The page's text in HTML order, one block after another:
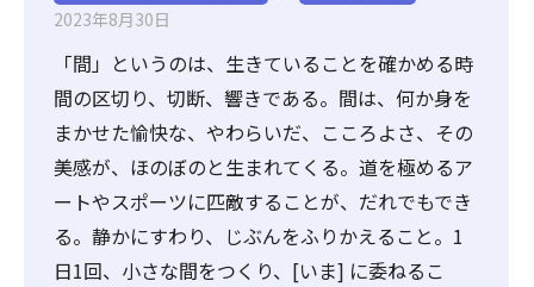
2023年8月30日
「間」というのは、生きていることを確かめる時
間の区切り、切断、響きである。間は、何か身を
まかせた愉快な、やわらいだ、こころよさ、その
美感が、ほのぼのと生まれてくる。道を極めるア
ートやスポーツに匹敵することが、だれでもでき
る。静かにすわり、じぶんをふりかえること。1
日1回、小さな間をつくり、[いま] に委ねるこ